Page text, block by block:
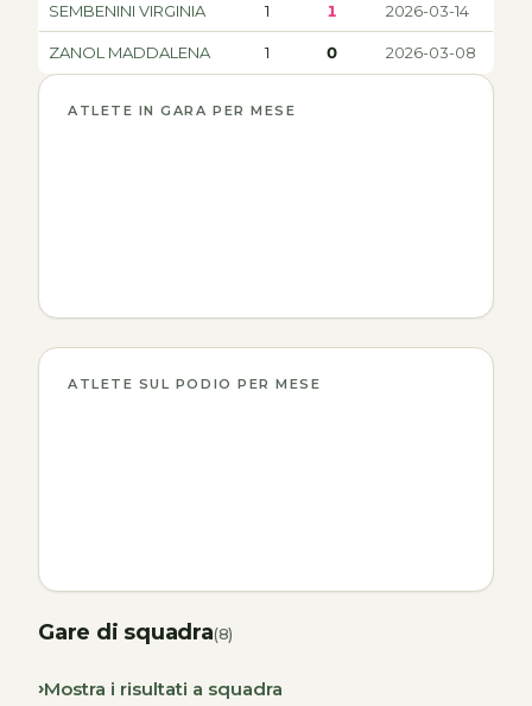
SEMBENINI VIRGINIA 1 1 2026-03-14
ZANOL MADDALENA 1 0 2026-03-08
ATLETE IN GARA PER MESE
ATLETE SUL PODIO PER MESE
Gare di squadra(8)
Mostra i risultati a squadra